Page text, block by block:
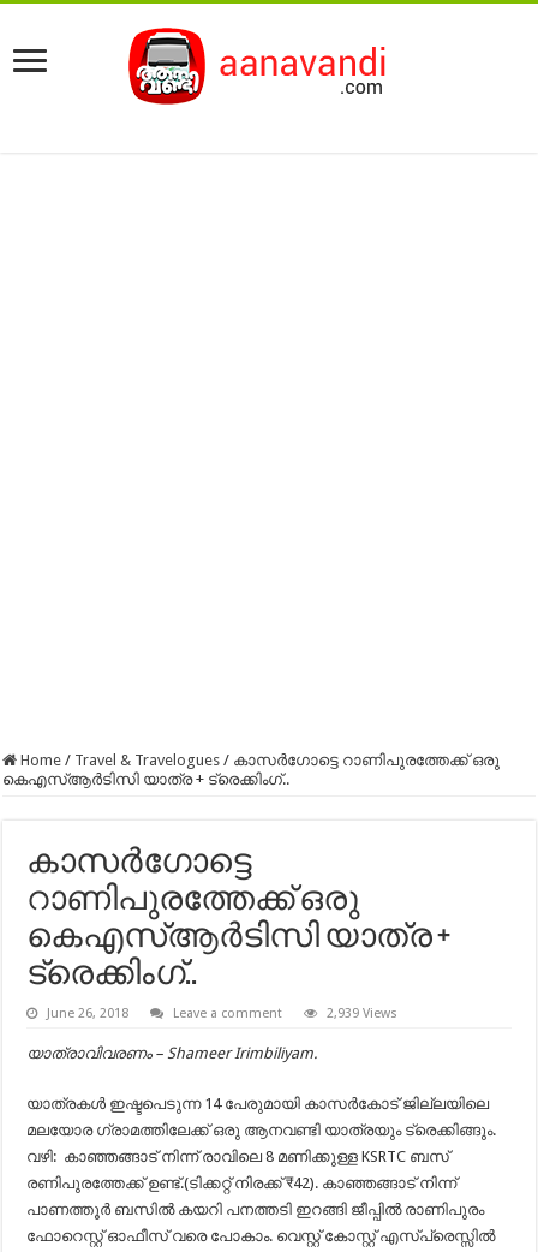
Home / Travel & Travelogues / കാസർഗോട്ടെ റാണിപുരത്തേക്ക് ഒരു
കെഎസ്ആർടിസി യാത്ര + ട്രെക്കിംഗ്..
കാസർഗോട്ടെ
റാണിപുരത്തേക്ക് ഒരു
കെഎസ്ആർടിസി യാത്ര +
ട്രെക്കിംഗ്..
June 26, 2018 Leave a comment 2,939 Views
യാത്രാവിവരണം – Shameer Irimbiliyam.
യാത്രകൾ ഇഷ്ടപെടുന്ന 14 പേരുമായി കാസർകോട് ജില്ലയിലെ
മലയോര ഗ്രാമത്തിലേക്ക് ഒരു ആനവണ്ടി യാത്രയും ട്രെക്കിങ്ങും.
വഴി: കാഞ്ഞങ്ങാട് നിന്ന് രാവിലെ 8 മണിക്കുള്ള KSRTC ബസ്
രണിപുരത്തേക്ക് ഉണ്ട്.(ടിക്കറ്റ് നിരക്ക് ₹42). കാഞ്ഞങ്ങാട്‌ നിന്ന്
പാണത്തൂർ ബസിൽ കയറി പനത്തടി ഇറങ്ങി ജീപ്പിൽ രാണിപുരം
ഫോറെസ്റ്റ് ഓഫീസ് വരെ പോകാം. വെസ്റ്റ് കോസ്റ്റ് എസ്പ്രെസ്സിൽ